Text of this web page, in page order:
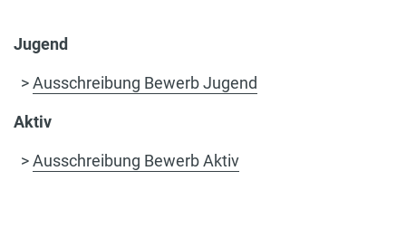
Jugend
>Ausschreibung Bewerb Jugend
Aktiv
>Ausschreibung Bewerb Aktiv